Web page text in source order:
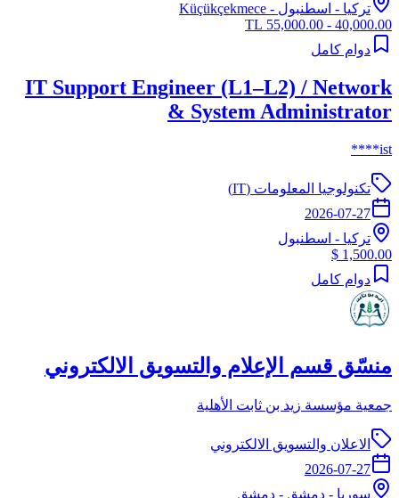
تركيا - اسطنبول - Küçükçekmece
40,000.00 - 55,000.00 TL
دوام كامل
IT Support Engineer (L1–L2) / Network
& System Administrator
ist****
تكنولوجيا المعلومات (IT)
2026-07-27
تركيا - اسطنبول
1,500.00 $
دوام كامل
منسّق قسم الإعلام والتسويق الالكتروني
جمعية مؤسسة زيد بن ثابت الأهلية
الاعلان والتسويق الالكتروني
2026-07-27
سوريا - دمشق - دمشق